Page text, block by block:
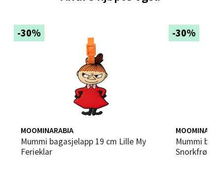
-30%
MOOMINARABIA
Mummi bagasjelapp 19 cm Lille My
Ferieklar
-30%
Mummi bagasjelapp 19 cm
Brodtkorbsgate 7, 1338 Sandvika
Åpent i dag 09-19
Bergen - Thon Senter Sartor